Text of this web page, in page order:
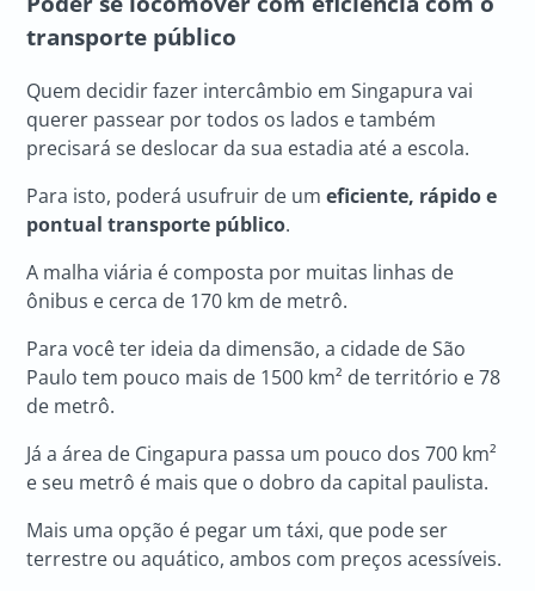
transporte público
Quem decidir fazer intercâmbio em Singapura vai
querer passear por todos os lados e também
precisará se deslocar da sua estadia até a escola.
Para isto, poderá usufruir de umeficiente, rápido e
pontual transporte público.
A malha viária é composta por muitas linhas de
ônibus e cerca de 170 km de metrô.
Para você ter ideia da dimensão, a cidade de São
Paulo tem pouco mais de 1500 km² de território e 78
de metrô.
Já a área de Cingapura passa um pouco dos 700 km²
e seu metrô é mais que o dobro da capital paulista.
Mais uma opção é pegar um táxi, que pode ser
terrestre ou aquático, ambos com preços acessíveis.